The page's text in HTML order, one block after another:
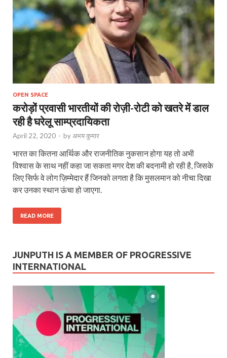
OPEN SPACE
करोड़ों प्रवासी भारतीयों की रोज़ी-रोटी को खतरे में डाल
रही है घरेलू साम्प्रदायिकता
April 22, 2020 - byअभय कुमार
भारत का कितना आर्थिक और राजनीतिक नुकसान होगा यह तो अभी
विश्वास के साथ नहीं कहा जा सकता मगर देश की बदनामी हो रही है, जिसके
लिए सिर्फ वे लोग ज़िम्मेदार हैं जिनको लगता है कि मुसलमान को नीचा दिखा
कर उनका स्थान ऊंचा हो जाएगा.
READ MORE
JUNPUTH IS A MEMBER OF PROGRESSIVE
INTERNATIONAL